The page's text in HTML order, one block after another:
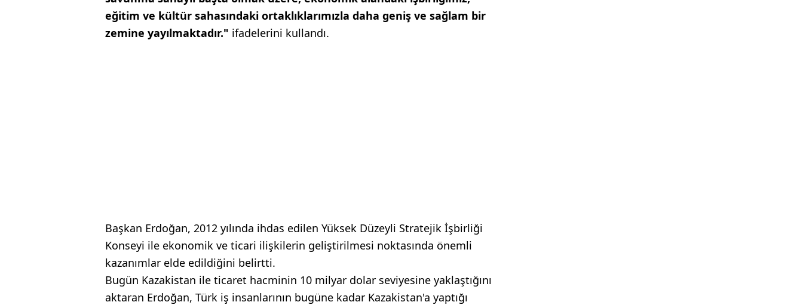
eğitim ve kültür sahasındaki ortaklıklarımızla daha geniş ve sağlam bir
zemine yayılmaktadır." ifadelerini kullandı.
Başkan Erdoğan, 2012 yılında ihdas edilen Yüksek Düzeyli Stratejik İşbirliği
Konseyi ile ekonomik ve ticari ilişkilerin geliştirilmesi noktasında önemli
kazanımlar elde edildiğini belirtti.
Bugün Kazakistan ile ticaret hacminin 10 milyar dolar seviyesine yaklaştığını
aktaran Erdoğan, Türk iş insanlarının bugüne kadar Kazakistan'a yaptığı